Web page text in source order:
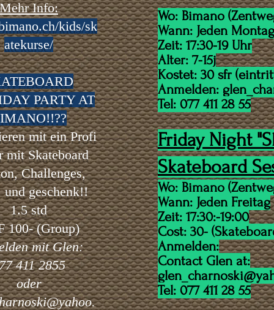
Mehr Info:
kids/sk
atekurse/
PARTY AT
mit ein Profi
mit Skateboard
Challenges,
und geschenk!!
1.5 std
100- (Group)
mit Glen:
411 2855
oder
Wo: Bimano
Wann: Jeden Montag
Zeit: 17:30-19 Uhr
Alter: 7-15j
Kostet: 30 sfr
Anmelden:
Tel: 077 411 28 55
Friday Night
Skateboard
Wo: Bimano
Wann: Jeden Freitag
Zeit: 17:30:-19:00
Cost: 30-
Anmelden:
Contact Glen at:
Tel: 077 411 28 55